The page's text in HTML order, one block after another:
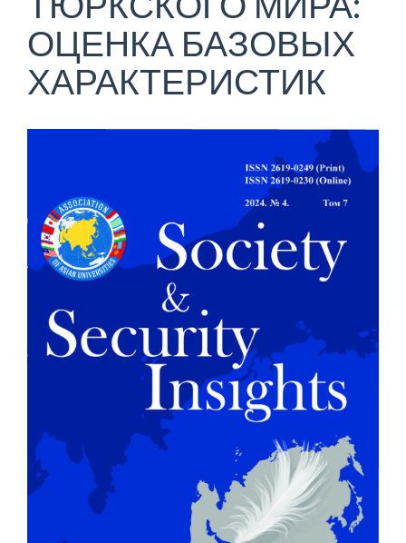
ОЦЕНКА БАЗОВЫХ
ХАРАКТЕРИСТИК
панели